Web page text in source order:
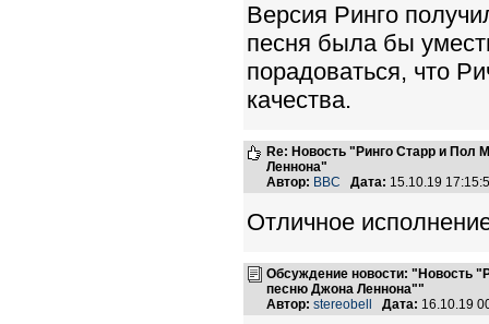
Версия Ринго
песня была бы
порадоваться, что
качества.
Re: Новость "Ринго Старр и Пол
Леннона"
Автор: BBC Дата: 15.10.19
Отличное
Обсуждение новости: "Новость
песню Джона Леннона""
Автор: stereobell Дата: 16.10.19